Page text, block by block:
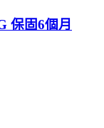
保固6個月